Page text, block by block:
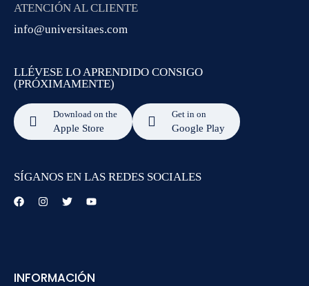
INFORMACIÓN
ATENCIÓN AL CLIENTE
info@universitaes.com
LLÉVESE LO APRENDIDO CONSIGO
(PRÓXIMAMENTE)
Download on the
Apple Store
Get in on
Google Play
SÍGANOS EN LAS REDES SOCIALES